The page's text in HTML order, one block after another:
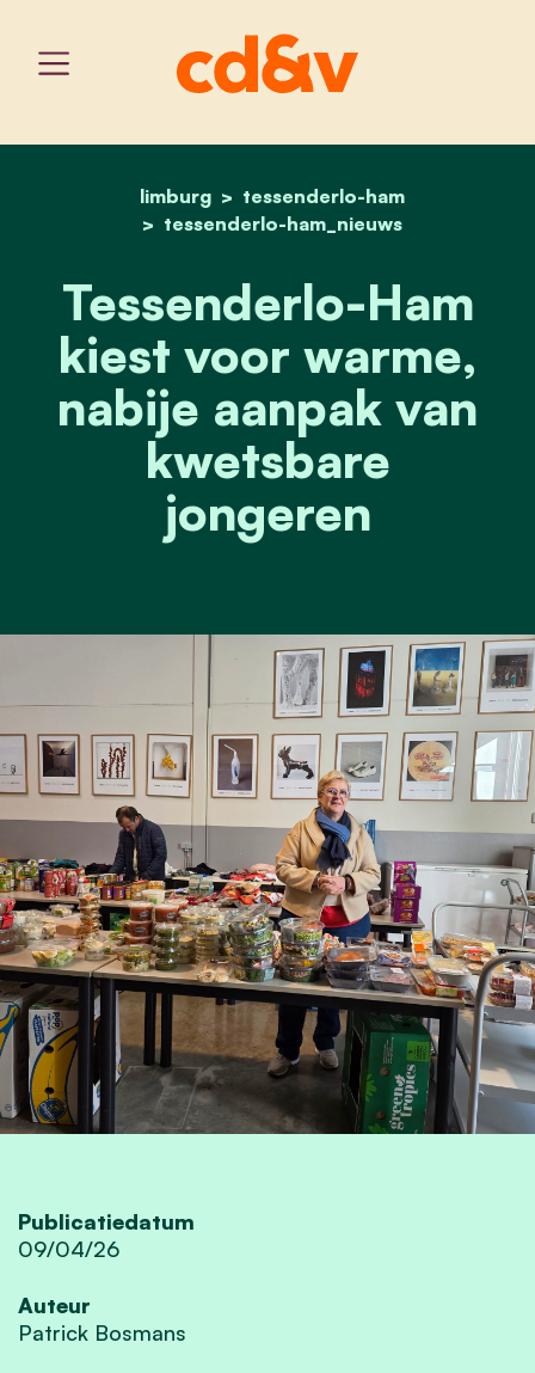
home
limburg
tessenderlo-ham
tessenderlo-ham_nieuws
tessenderlo-ham kiest
Tessenderlo-Ham
kiest voor warme,
nabije aanpak van
kwetsbare
jongeren
Publicatiedatum
09/04/26
Auteur
Patrick Bosmans